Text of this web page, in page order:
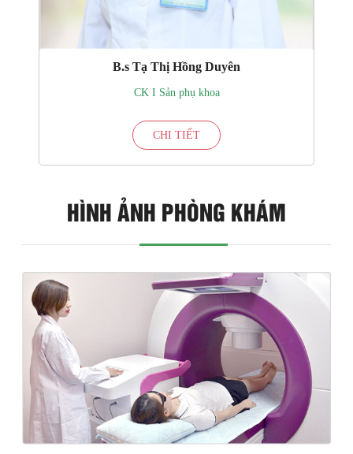
B.s Tạ Thị Hồng Duyên
CK I Sản phụ khoa
CHI TIẾT
HÌNH ẢNH PHÒNG KHÁM